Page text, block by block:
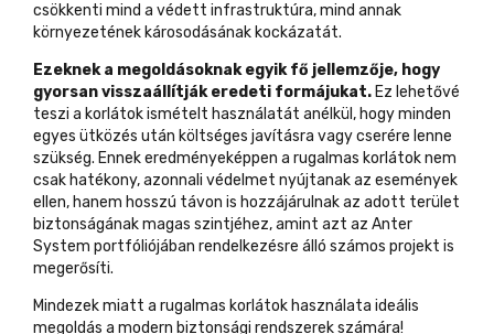
csökkenti mind a védett infrastruktúra, mind annak
környezetének károsodásának kockázatát.
Ezeknek a megoldásoknak egyik fő jellemzője, hogy
gyorsan visszaállítják eredeti formájukat. Ez lehetővé
teszi a korlátok ismételt használatát anélkül, hogy minden
egyes ütközés után költséges javításra vagy cserére lenne
szükség. Ennek eredményeképpen a rugalmas korlátok nem
csak hatékony, azonnali védelmet nyújtanak az események
ellen, hanem hosszú távon is hozzájárulnak az adott terület
biztonságának magas szintjéhez, amint azt az Anter
System portfóliójában rendelkezésre álló számos projekt is
megerősíti.
Mindezek miatt a rugalmas korlátok használata ideális
megoldás a modern biztonsági rendszerek számára!